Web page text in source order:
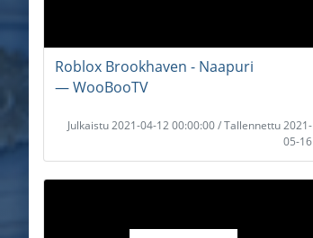
Roblox Brookhaven - Naapuri
― WooBooTV
Julkaistu 2021-04-12 00:00:00 / Tallennettu 2021-
05-16